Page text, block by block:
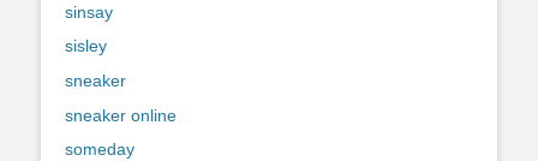
sinsay
sisley
sneaker
sneaker online
someday